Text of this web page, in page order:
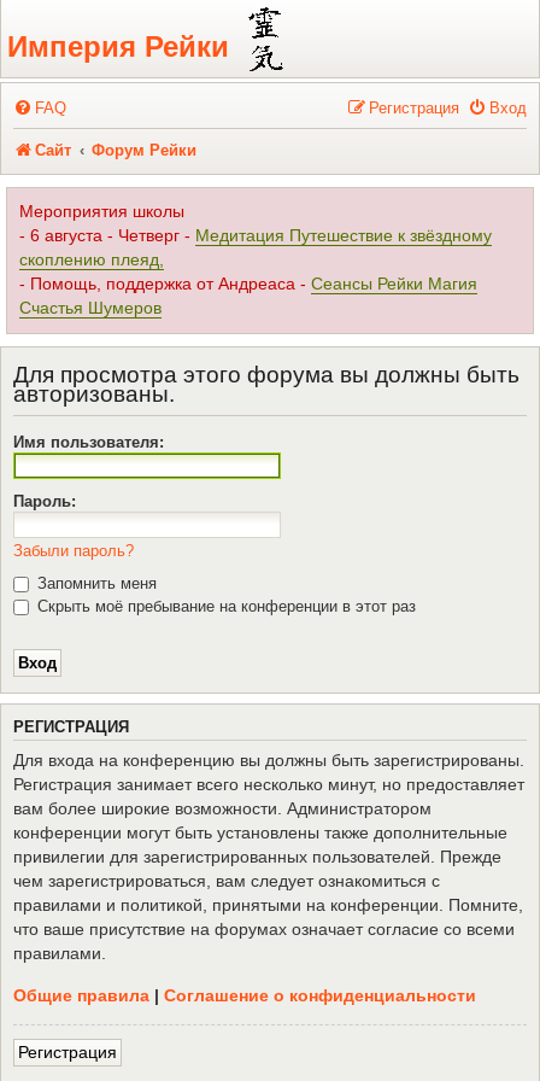
Регистрация
Империя Рейки
FAQ Вход
Регистрация
Сайт Форум Рейки
Мероприятия школы
- 6 августа - Четверг - Медитация Путешествие к звёздному
скоплению плеяд,
- Помощь, поддержка от Андреаса - Сеансы Рейки Магия
Счастья Шумеров
Для просмотра этого форума вы должны быть
авторизованы.
Имя пользователя:
Пароль:
Забыли пароль?
Запомнить меня
Скрыть моё пребывание на конференции в этот раз
РЕГИСТРАЦИЯ
Для входа на конференцию вы должны быть зарегистрированы.
Регистрация занимает всего несколько минут, но предоставляет
вам более широкие возможности. Администратором
конференции могут быть установлены также дополнительные
привилегии для зарегистрированных пользователей. Прежде
чем зарегистрироваться, вам следует ознакомиться с
правилами и политикой, принятыми на конференции. Помните,
что ваше присутствие на форумах означает согласие со всеми
правилами.
Общие правила | Соглашение о конфиденциальности
Регистрация